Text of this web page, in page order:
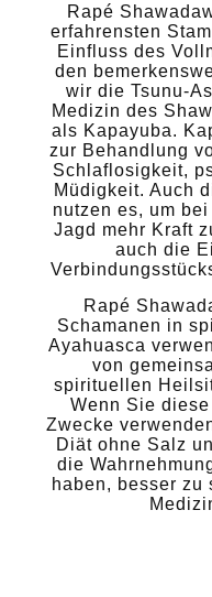
Rapé
erfahrensten
Einfluss des
den
wir die Tsunu-
Medizin des
als Kapayuba.
zur Behandlung
Schlaflosigkeit,
Müdigkeit. Auch
nutzen es, um
Jagd mehr Kraft
auch die
Rapé
Schamanen in
Ayahuasca
von
spirituellen
Wenn Sie
Zwecke
Diät ohne Salz
die
haben, besser zu